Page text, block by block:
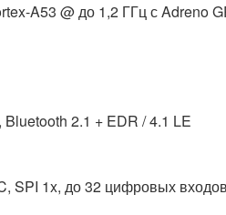
A53 @ до 1,2 ГГц с Adreno
2.1 + EDR / 4.1 LE
SPI 1x, до 32 цифровых